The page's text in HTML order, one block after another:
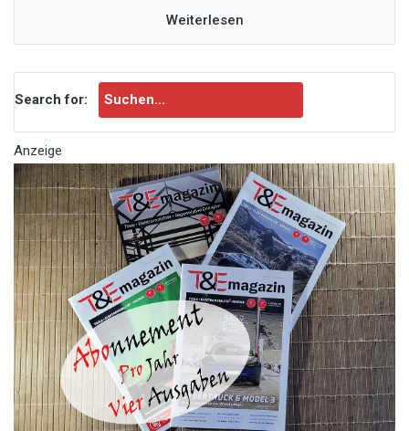
Weiterlesen
Search for:
Anzeige